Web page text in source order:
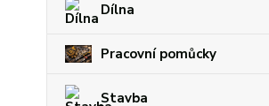
Dílna
Pracovní pomůcky
Stavba